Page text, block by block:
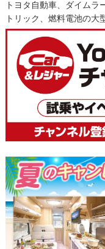
トヨタ自動車、ダイムラ
トリック、燃料電池の